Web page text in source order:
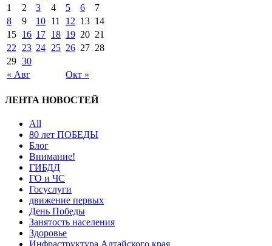
« Авг Окт »
1 2 3 4 5 6
7
8
9 10 11 12 13 14
15 16 17 18 19 20 21
22
23 24 25 26 27 28
29 30
ЛЕНТА НОВОСТЕЙ
All
80 лет ПОБЕДЫ
Блог
Внимание!
ГИБДД
ГО и ЧС
Госуслуги
движение первых
День Победы
Занятость населения
Здоровье